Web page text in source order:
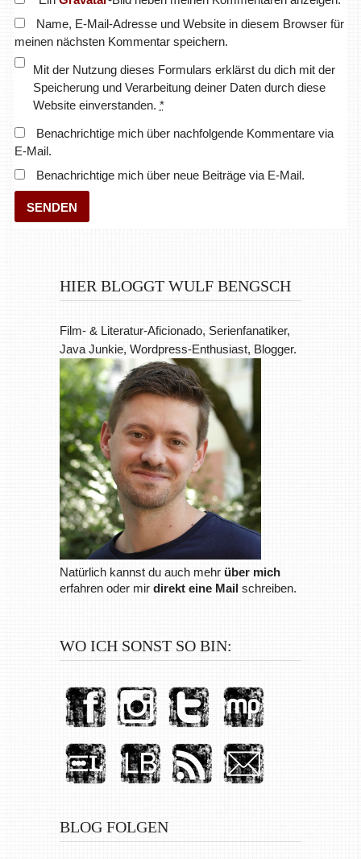
Name, E-Mail-Adresse und Website in diesem Browser für
meinen nächsten Kommentar speichern.
Mit der Nutzung dieses Formulars erklärst du dich mit der
Speicherung und Verarbeitung deiner Daten durch diese
Website einverstanden. *
Benachrichtige mich über nachfolgende Kommentare via
E-Mail.
Benachrichtige mich über neue Beiträge via E-Mail.
HIER BLOGGT WULF BENGSCH
Film- & Literatur-Aficionado, Serienfanatiker,
Java Junkie, Wordpress-Enthusiast, Blogger.
Natürlich kannst du auch mehr über mich
erfahren oder mir direkt eine Mailschreiben.
WO ICH SONST SO BIN:
BLOG FOLGEN